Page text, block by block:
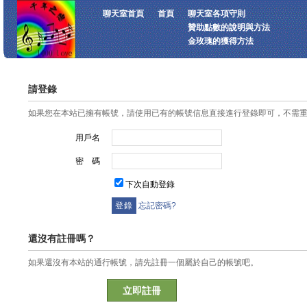
聊天室首頁 首頁
聊天室各項守則
贊助點數的說明與方法
金玫瑰的獲得方法
請登錄
如果您在本站已擁有帳號，請使用已有的帳號信息直接進行登錄即可，不需
用戶名
密 碼
下次自動登錄
忘記密碼?
還沒有註冊嗎？
如果還沒有本站的通行帳號，請先註冊一個屬於自己的帳號吧。
立即註冊